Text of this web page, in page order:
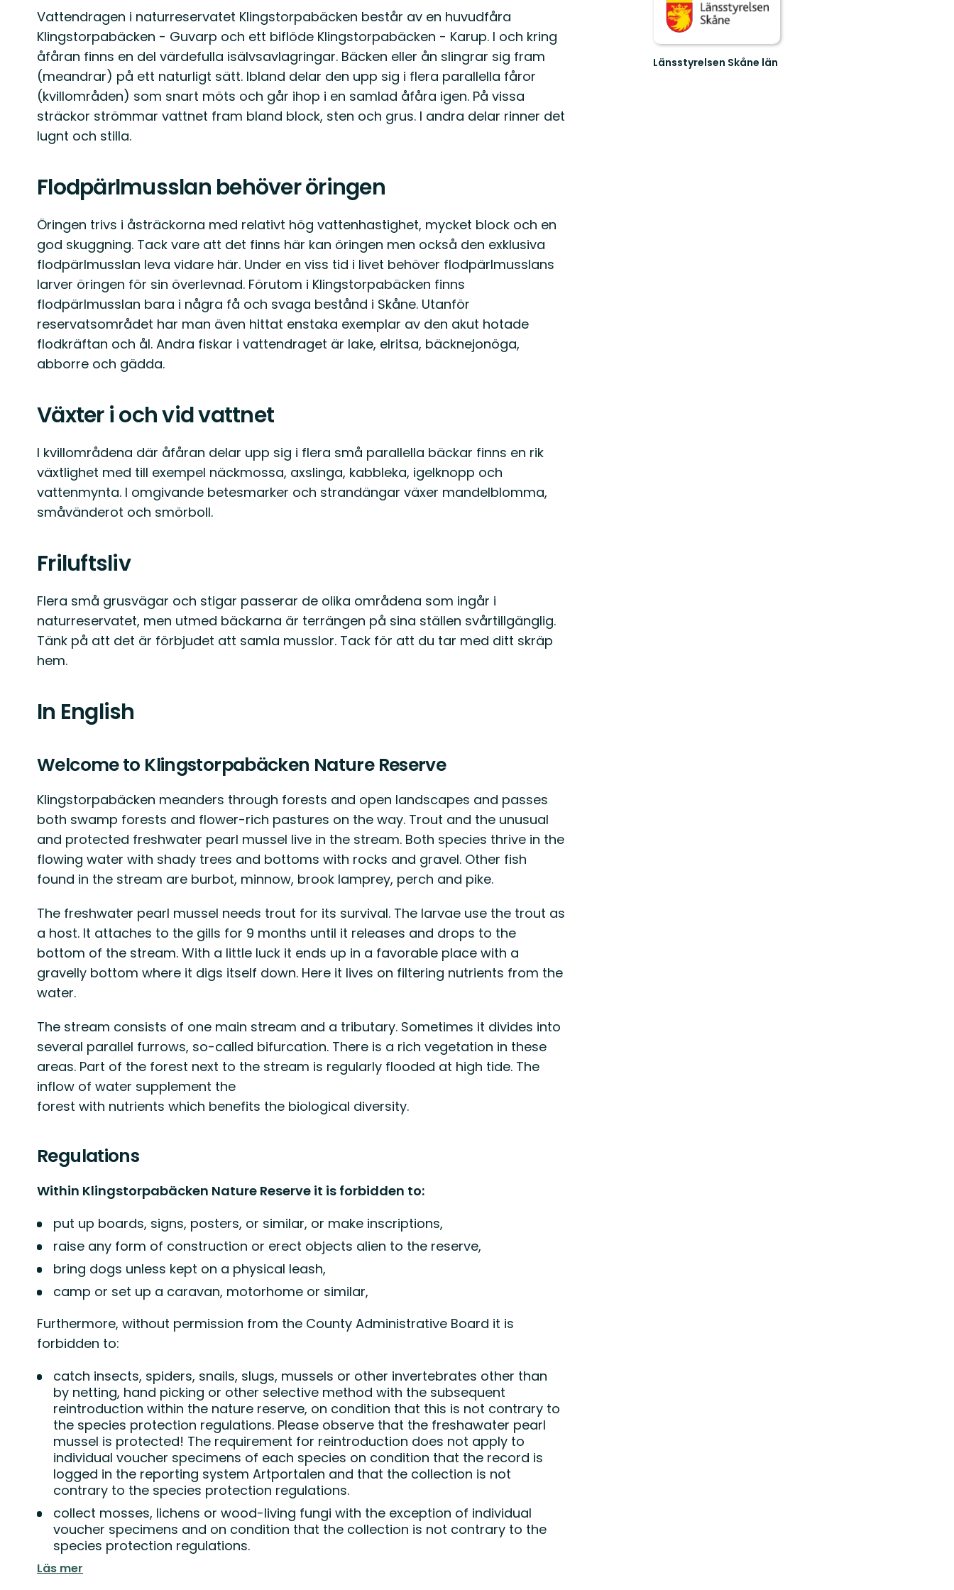
Vattendragen i naturreservatet Klingstorpabäcken består av en huvudfåra
Klingstorpabäcken - Guvarp och ett biflöde Klingstorpabäcken - Karup. I och kring
åfåran finns en del värdefulla isälvsavlagringar. Bäcken eller ån slingrar sig fram
(meandrar) på ett naturligt sätt. Ibland delar den upp sig i flera parallella fåror
(kvillområden) som snart möts och går ihop i en samlad åfåra igen. På vissa
sträckor strömmar vattnet fram bland block, sten och grus. I andra delar rinner det
lugnt och stilla.
Flodpärlmusslan behöver öringen
Öringen trivs i åsträckorna med relativt hög vattenhastighet, mycket block och en
god skuggning. Tack vare att det finns här kan öringen men också den exklusiva
flodpärlmusslan leva vidare här. Under en viss tid i livet behöver flodpärlmusslans
larver öringen för sin överlevnad. Förutom i Klingstorpabäcken finns
flodpärlmusslan bara i några få och svaga bestånd i Skåne. Utanför
reservatsområdet har man även hittat enstaka exemplar av den akut hotade
flodkräftan och ål. Andra fiskar i vattendraget är lake, elritsa, bäcknejonöga,
abborre och gädda.
Växter i och vid vattnet
I kvillområdena där åfåran delar upp sig i flera små parallella bäckar finns en rik
växtlighet med till exempel näckmossa, axslinga, kabbleka, igelknopp och
vattenmynta. I omgivande betesmarker och strandängar växer mandelblomma,
småvänderot och smörboll.
Friluftsliv
Flera små grusvägar och stigar passerar de olika områdena som ingår i
naturreservatet, men utmed bäckarna är terrängen på sina ställen svårtillgänglig.
Tänk på att det är förbjudet att samla musslor. Tack för att du tar med ditt skräp
hem.
In English
Welcome to Klingstorpabäcken Nature Reserve
Klingstorpabäcken meanders through forests and open landscapes and passes
both swamp forests and flower-rich pastures on the way. Trout and the unusual
and protected freshwater pearl mussel live in the stream. Both species thrive in the
flowing water with shady trees and bottoms with rocks and gravel. Other fish
found in the stream are burbot, minnow, brook lamprey, perch and pike.
The freshwater pearl mussel needs trout for its survival. The larvae use the trout as
a host. It attaches to the gills for 9 months until it releases and drops to the
bottom of the stream. With a little luck it ends up in a favorable place with a
gravelly bottom where it digs itself down. Here it lives on filtering nutrients from the
water.
The stream consists of one main stream and a tributary. Sometimes it divides into
several parallel furrows, so-called bifurcation. There is a rich vegetation in these
areas. Part of the forest next to the stream is regularly flooded at high tide. The
inflow of water supplement the
forest with nutrients which benefits the biological diversity.
Regulations
Within Klingstorpabäcken Nature Reserve it is forbidden to:
put up boards, signs, posters, or similar, or make inscriptions,
raise any form of construction or erect objects alien to the reserve,
bring dogs unless kept on a physical leash,
camp or set up a caravan, motorhome or similar,
Furthermore, without permission from the County Administrative Board it is
forbidden to:
catch insects, spiders, snails, slugs, mussels or other invertebrates other than
by netting, hand picking or other selective method with the subsequent
reintroduction within the nature reserve, on condition that this is not contrary to
the species protection regulations. Please observe that the freshawater pearl
mussel is protected! The requirement for reintroduction does not apply to
individual voucher specimens of each species on condition that the record is
logged in the reporting system Artportalen and that the collection is not
contrary to the species protection regulations.
collect mosses, lichens or wood-living fungi with the exception of individual
voucher specimens and on condition that the collection is not contrary to the
species protection regulations.
Läs mer
Länsstyrelsen Skåne län